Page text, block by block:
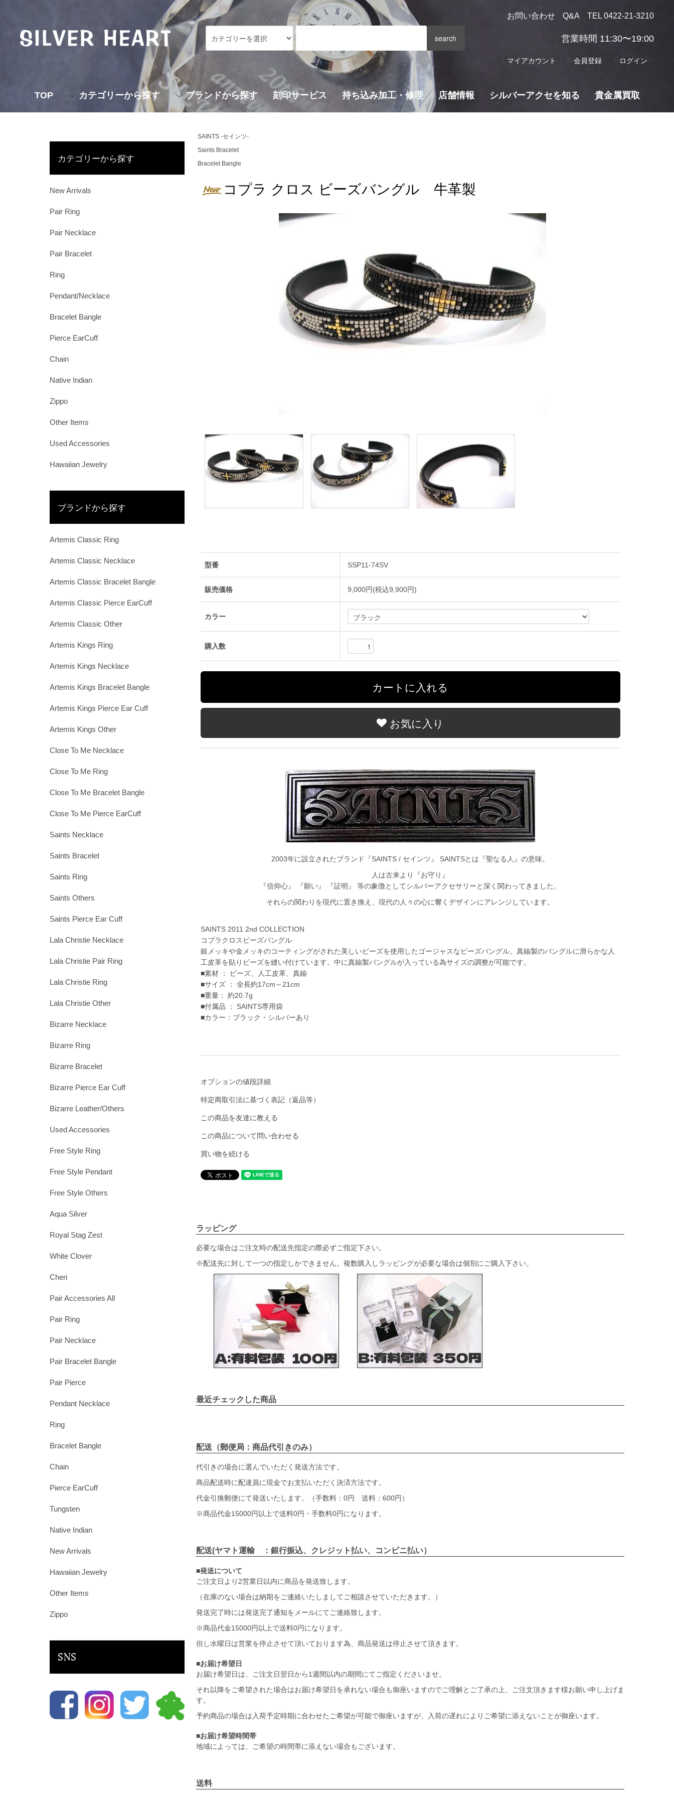
お問い合わせ Q&A TEL 0422-21-3210
営業時間 11:30〜19:00
マイアカウント 会員登録 ログイン
TOP カテゴリーから探す ブランドから探す 刻印サービス 持ち込み加工・修理 店舗情報 シルバーアクセを知る 貴金属買取
SAINTS -セインツ-
Saints Bracelet
Bracelet Bangle
コプラ クロス ビーズバングル 牛革製
型番 SSP11-74SV
販売価格 9,000円(税込9,900円)
カラー
購入数
お気に入り
2003年に設立されたブランド『SAINTS / セインツ』 SAINTSとは『聖なる人』の意味。
人は古来より『お守り』
『信仰心』 『願い』 『証明』 等の象徴としてシルバーアクセサリーと深く関わってきました。
それらの関わりを現代に置き換え、現代の人々の心に響くデザインにアレンジしています。
SAINTS 2011 2nd COLLECTION
コプラクロスビーズバングル
銀メッキや金メッキのコーティングがされた美しいビーズを使用したゴージャスなビーズバングル。真鍮製のバングルに滑らかな人
工皮革を貼りビーズを縫い付けています。中に真鍮製バングルが入っている為サイズの調整が可能です。
■素材 ： ビーズ、人工皮革、真鍮
■サイズ ： 全長約17cm～21cm
■重量： 約20.7g
■付属品 ： SAINTS専用袋
■カラー：ブラック・シルバーあり
オプションの値段詳細
特定商取引法に基づく表記（返品等）
この商品を友達に教える
この商品について問い合わせる
買い物を続ける
ラッピング
必要な場合はご注文時の配送先指定の際必ずご指定下さい。
※配送先に対して一つの指定しかできません。複数購入しラッピングが必要な場合は個別にご購入下さい。
最近チェックした商品
配送（郵便局：商品代引きのみ）
代引きの場合に選んでいただく発送方法です。
商品配送時に配達員に現金でお支払いただく決済方法です。
代金引換郵便にて発送いたします。（手数料：0円 送料：600円）
※商品代金15000円以上で送料0円・手数料0円になります。
配送(ヤマト運輸 ：銀行振込、クレジット払い、コンビニ払い）
■発送について
ご注文日より2営業日以内に商品を発送致します。
（在庫のない場合は納期をご連絡いたしましてご相談させていただきます。）
発送完了時には発送完了通知をメールにてご連絡致します。
※商品代金15000円以上で送料0円になります。
但し水曜日は営業を停止させて頂いております為、商品発送は停止させて頂きます。
■お届け希望日
お届け希望日は、ご注文日翌日から1週間以内の期間にてご指定くださいませ。
それ以降をご希望された場合はお届け希望日を承れない場合も御座いますのでご理解とご了承の上、ご注文頂きます様お願い申し上げま
す。
予約商品の場合は入荷予定時期に合わせたご希望が可能で御座いますが、入荷の遅れによりご希望に添えないことが御座います。
■お届け希望時間帯
地域によっては、ご希望の時間帯に添えない場合もございます。
送料
カテゴリーから探す
New Arrivals
Pair Ring
Pair Necklace
Pair Bracelet
Ring
Pendant/Necklace
Bracelet Bangle
Pierce EarCuff
Chain
Native Indian
Zippo
Other Items
Used Accessories
Hawaiian Jewelry
ブランドから探す
Artemis Classic Ring
Artemis Classic Necklace
Artemis Classic Bracelet Bangle
Artemis Classic Pierce EarCuff
Artemis Classic Other
Artemis Kings Ring
Artemis Kings Necklace
Artemis Kings Bracelet Bangle
Artemis Kings Pierce Ear Cuff
Artemis Kings Other
Close To Me Necklace
Close To Me Ring
Close To Me Bracelet Bangle
Close To Me Pierce EarCuff
Saints Necklace
Saints Bracelet
Saints Ring
Saints Others
Saints Pierce Ear Cuff
Lala Christie Necklace
Lala Christie Pair Ring
Lala Christie Ring
Lala Christie Other
Bizarre Necklace
Bizarre Ring
Bizarre Bracelet
Bizarre Pierce Ear Cuff
Bizarre Leather/Others
Used Accessories
Free Style Ring
Free Style Pendant
Free Style Others
Aqua Silver
Royal Stag Zest
White Clover
Cheri
Pair Accessories All
Pair Ring
Pair Necklace
Pair Bracelet Bangle
Pair Pierce
Pendant Necklace
Ring
Bracelet Bangle
Chain
Pierce EarCuff
Tungsten
Native Indian
New Arrivals
Hawaiian Jewelry
Other Items
Zippo
SNS